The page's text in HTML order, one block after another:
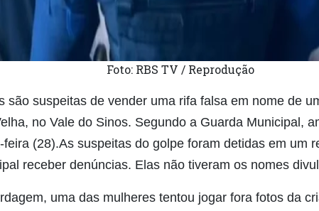
Foto: RBS TV / Reprodução
são suspeitas de vender uma rifa falsa em nome de
no Vale do Sinos. Segundo a Guarda Municipal,
feira (28).As suspeitas do golpe foram detidas em um
receber denúncias. Elas não tiveram os nomes
uma das mulheres tentou jogar fora fotos da